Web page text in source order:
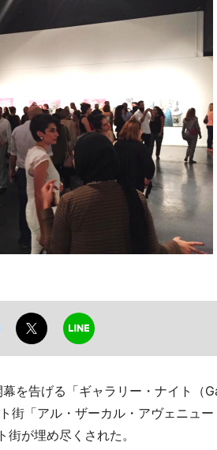
を告げる「ギャラリー・ナイト（
街「アル・ザーカル・アヴェニュ
が埋め尽くされた。